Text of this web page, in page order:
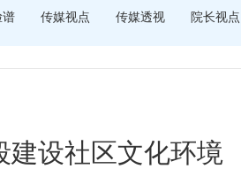
谱 传媒视点 传媒透视 院长视点
建设社区文化环境